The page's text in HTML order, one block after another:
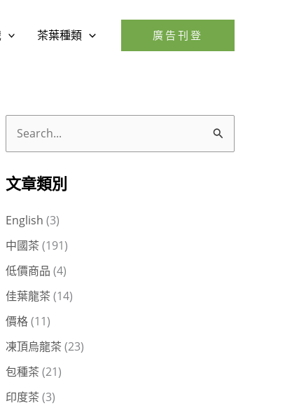
茶葉種類 廣告刊登
關
字
:
文章類別
English (3)
中國茶 (191)
低價商品 (4)
佳葉龍茶 (14)
價格(11)
凍頂烏龍茶 (23)
包種茶 (21)
印度茶 (3)